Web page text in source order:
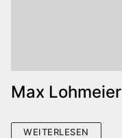
Max Lohmeier
WEITERLESEN